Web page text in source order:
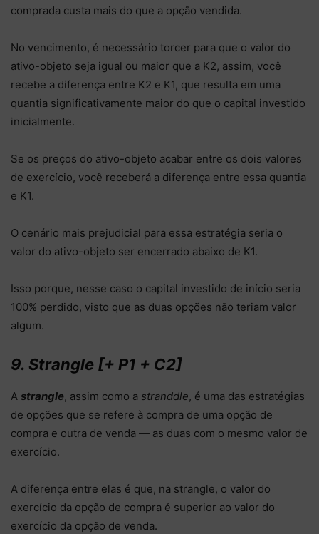
comprada custa mais do que a opção vendida.
No vencimento, é necessário torcer para que o valor do
ativo-objeto seja igual ou maior que a K2, assim, você
recebe a diferença entre K2 e K1, que resulta em uma
quantia significativamente maior do que o capital investido
inicialmente.
Se os preços do ativo-objeto acabar entre os dois valores
de exercício, você receberá a diferença entre essa quantia
e K1.
O cenário mais prejudicial para essa estratégia seria o
valor do ativo-objeto ser encerrado abaixo de K1.
Isso porque, nesse caso o capital investido de início seria
100% perdido, visto que as duas opções não teriam valor
algum.
9. Strangle [+ P1 + C2]
A strangle, assim como a stranddle, é uma das estratégias
de opções que se refere à compra de uma opção de
compra e outra de venda — as duas com o mesmo valor de
exercício.
A diferença entre elas é que, na strangle, o valor do
exercício da opção de compra é superior ao valor do
exercício da opção de venda.